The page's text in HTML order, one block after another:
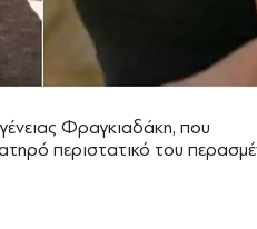
Φραγκιαδάκη, που
περιστατικό του